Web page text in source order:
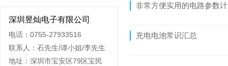
深圳昱灿电子有限公司
电话：0755-27933516
联系人：石先生/谭小姐/李先生
地址：深圳市宝安区79区宝民
非常方便实用的电路参数
充电电池常识汇总